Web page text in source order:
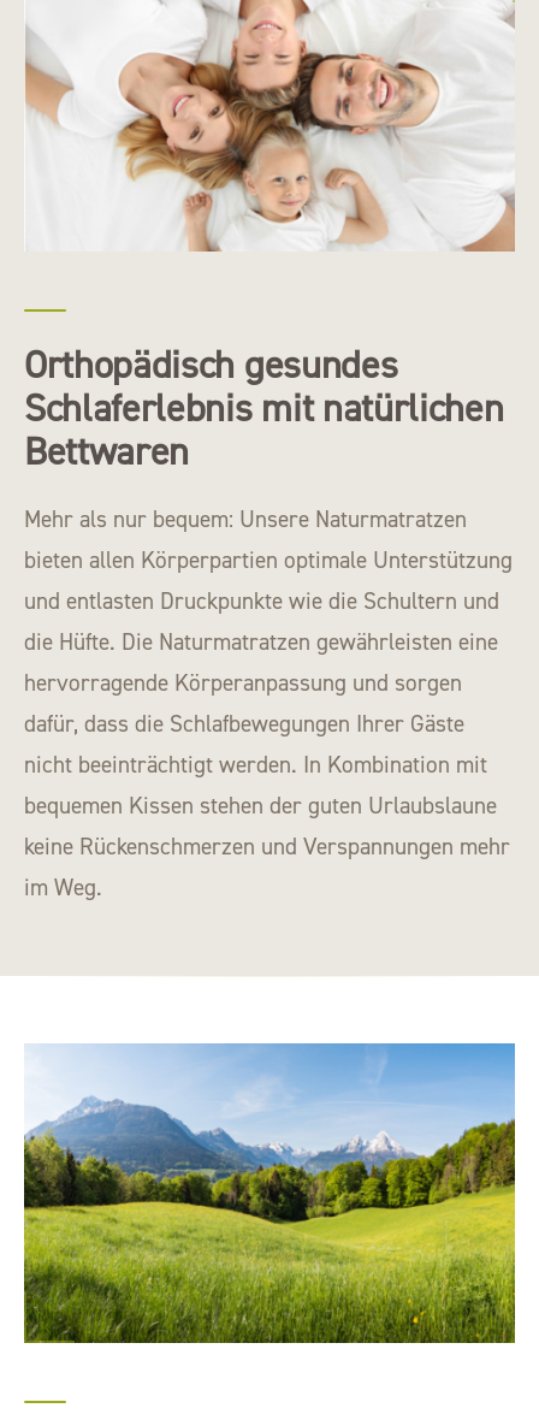
Orthopädisch gesundes
Schlaferlebnis mit natürlichen
Bettwaren
Mehr als nur bequem: Unsere Naturmatratzen
bieten allen Körperpartien optimale Unterstützung
und entlasten Druckpunkte wie die Schultern und
die Hüfte. Die Naturmatratzen gewährleisten eine
hervorragende Körperanpassung und sorgen
dafür, dass die Schlafbewegungen Ihrer Gäste
nicht beeinträchtigt werden. In Kombination mit
bequemen Kissen stehen der guten Urlaubslaune
keine Rückenschmerzen und Verspannungen mehr
im Weg.